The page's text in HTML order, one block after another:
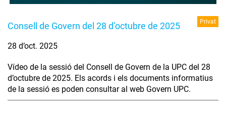
Consell de Govern del 28 d’octubre de 2025 Privat
28 d’oct. 2025
Vídeo de la sessió del Consell de Govern de la UPC del 28
d’octubre de 2025. Els acords i els documents informatius
de la sessió es poden consultar al web Govern UPC.